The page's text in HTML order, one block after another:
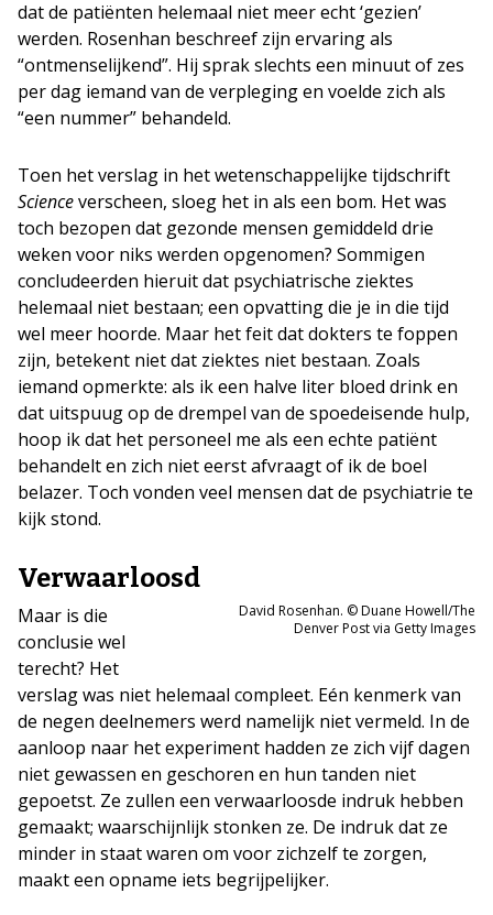
dat de patiënten helemaal niet meer echt ‘gezien’
werden. Rosenhan beschreef zijn ervaring als
“ontmenselijkend”. Hij sprak slechts een minuut of zes
per dag iemand van de verpleging en voelde zich als
“een nummer” behandeld.
Toen het verslag in het wetenschappelijke tijdschrift
Scienceverscheen, sloeg het in als een bom. Het was
toch bezopen dat gezonde mensen gemiddeld drie
weken voor niks werden opgenomen? Sommigen
concludeerden hieruit dat psychiatrische ziektes
helemaal niet bestaan; een opvatting die je in die tijd
wel meer hoorde. Maar het feit dat dokters te foppen
zijn, betekent niet dat ziektes niet bestaan. Zoals
iemand opmerkte: als ik een halve liter bloed drink en
dat uitspuug op de drempel van de spoedeisende hulp,
hoop ik dat het personeel me als een echte patiënt
behandelt en zich niet eerst afvraagt of ik de boel
belazer. Toch vonden veel mensen dat de psychiatrie te
kijk stond.
Verwaarloosd
David Rosenhan. © Duane Howell/The
Denver Post via Getty Images
Maar is die
conclusie wel
terecht? Het
verslag was niet helemaal compleet. Eén kenmerk van
de negen deelnemers werd namelijk niet vermeld. In de
aanloop naar het experiment hadden ze zich vijf dagen
niet gewassen en geschoren en hun tanden niet
gepoetst. Ze zullen een verwaarloosde indruk hebben
gemaakt; waarschijnlijk stonken ze. De indruk dat ze
minder in staat waren om voor zichzelf te zorgen,
maakt een opname iets begrijpelijker.